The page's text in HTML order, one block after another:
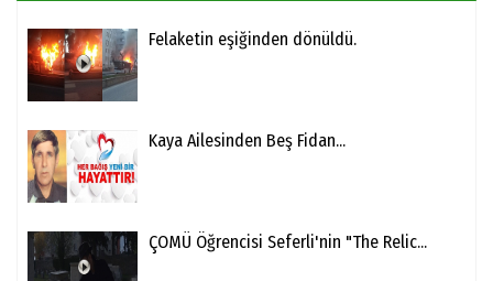
Felaketin eşiğinden dönüldü.
Kaya Ailesinden Beş Fidan...
ÇOMÜ Öğrencisi Seferli'nin "The Relic...